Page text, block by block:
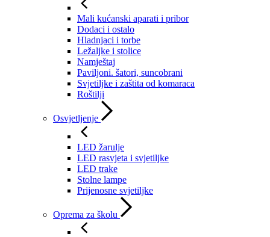
Mali kućanski aparati i pribor
Dodaci i ostalo
Hladnjaci i torbe
Ležaljke i stolice
Namještaj
Paviljoni. šatori, suncobrani
Svjetiljke i zaštita od komaraca
Roštilji
Osvjetljenje
LED žarulje
LED rasvjeta i svjetiljke
LED trake
Stolne lampe
Prijenosne svjetiljke
Oprema za školu